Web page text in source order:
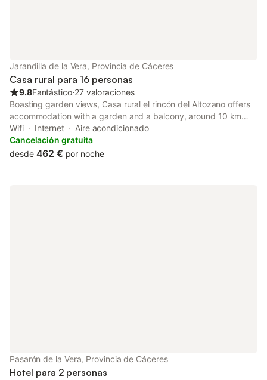
Jarandilla de la Vera, Provincia de Cáceres
Casa rural para 16 personas
9.8Fantástico⋅27 valoraciones
Boasting garden views, Casa rural el rincón del Altozano offers
accommodation with a garden and a balcony, around 10 km
from Monasterio de Yuste. Featuring a 24-hour front desk, this
property also provides guests with a children's playground.
Wifi Internet
Aire acondicionado
Cancelación gratuita
desde 462 € por noche
Pasarón de la Vera, Provincia de Cáceres
Hotel para 2 personas